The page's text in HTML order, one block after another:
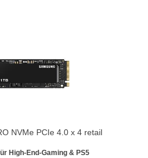
NVMe PCIe 4.0 x 4 retail
High-End-Gaming & PS5